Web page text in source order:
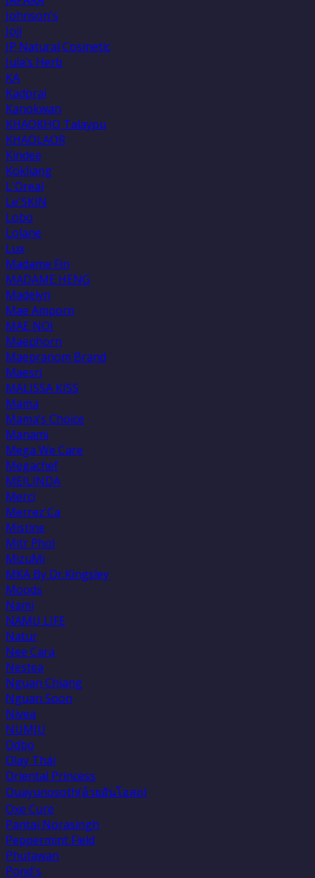
Johnson's
Joji
JP Natural Cosmetic
Jula’s Herb
KA
Kadprai
Kanokwan
KHAOKHO Talaypu
KHAOLAOR
Kindee
Kokliang
L'Oreal
Le'SKIN
Lobo
Lolane
Lux
Madame Fin
MADAME HENG
Madelyn
Mae Amporn
MAE NOI
Maephorn
Maepranom Brand
Maesri
MALISSA KISS
Mama
Mama’s Choice
Manami
Mega We Care
Megachef
MEILINDA
Merci
Merrez'Ca
Mistine
Mitr Phol
MizuMi
MKA By Dr.Kingsley
Moods
Nami
NAMU LIFE
Natur
Nee Cara
Nestea
Nguan Chiang
Nguan Soon
Nivea
NUMJU
Odbo
Olay Thái
Oriental Princess
Ouayunosoth(อ้วยอันโอสถ)
Oxe Cure
Pantai Norasingh
Peppermint Field
Phutawan
Pond's